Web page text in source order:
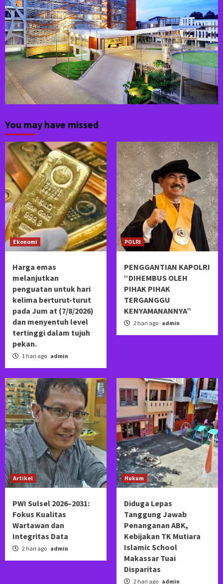
You may have missed
Ekonomi
Harga emas
melanjutkan
penguatan untuk hari
kelima berturut-turut
pada Jum at (7/8/2026)
dan menyentuh level
tertinggi dalam tujuh
pekan.
1 hari ago admin
POLRI
PENGGANTIAN KAPOLRI
“DIHEMBUS OLEH
PIHAK PIHAK
TERGANGGU
KENYAMANANNYA”
2 hari ago admin
Artikel
PWI Sulsel 2026–2031:
Fokus Kualitas
Wartawan dan
Integritas Data
2 hari ago admin
Hukum
Diduga Lepas
Tanggung Jawab
Penanganan ABK,
Kebijakan TK Mutiara
Islamic School
Makassar Tuai
Disparitas
2 hari ago admin